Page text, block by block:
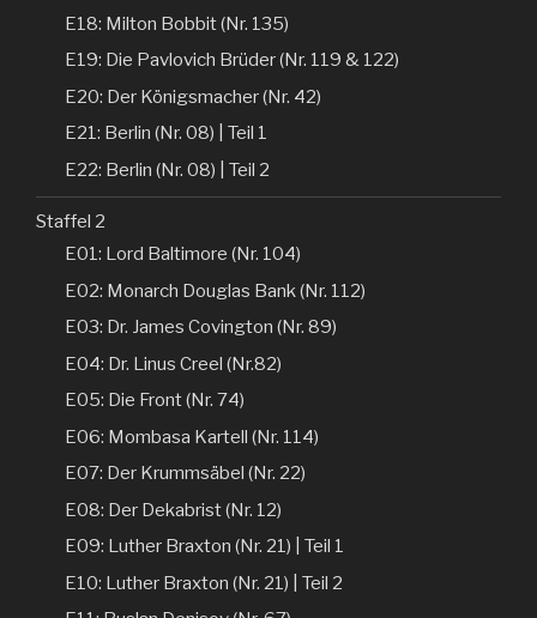
E18: Milton Bobbit (Nr. 135)
E19: Die Pavlovich Brüder (Nr. 119 & 122)
E20: Der Königsmacher (Nr. 42)
E21: Berlin (Nr. 08) | Teil 1
E22: Berlin (Nr. 08) | Teil 2
Staffel 2
E01: Lord Baltimore (Nr. 104)
E02: Monarch Douglas Bank (Nr. 112)
E03: Dr. James Covington (Nr. 89)
E04: Dr. Linus Creel (Nr.82)
E05: Die Front (Nr. 74)
E06: Mombasa Kartell (Nr. 114)
E07: Der Krummsäbel (Nr. 22)
E08: Der Dekabrist (Nr. 12)
E09: Luther Braxton (Nr. 21) | Teil 1
E10: Luther Braxton (Nr. 21) | Teil 2